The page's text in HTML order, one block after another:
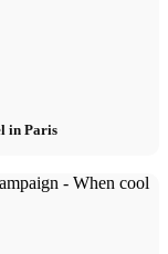
in Paris